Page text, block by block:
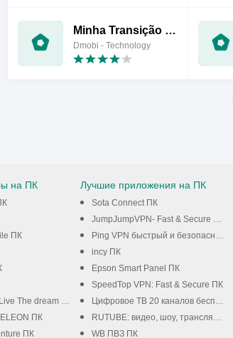
Minha Transição Capilar
Dmobi - Technology
на ПК
ПК
The dream ПК
ПК
ПК
Лучшие приложения на ПК
Sota Connect ПК
JumpJumpVPN- Fast & Secure VPN ПК
Ping VPN быстрый и безопасный ПК
incy ПК
Epson Smart Panel ПК
SpeedTop VPN: Fast & Secure ПК
Цифровое ТВ 20 каналов бесплатно ПК
RUTUBE: видео, шоу, трансляции ПК
WB ПВЗ ПК